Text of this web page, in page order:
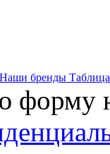
Наши бренды